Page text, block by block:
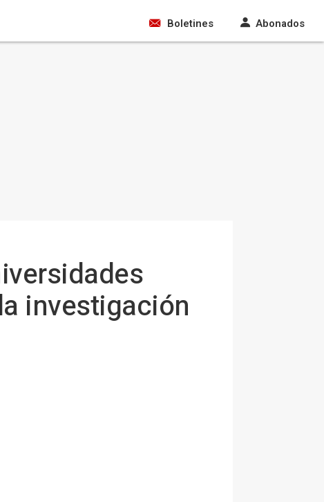
Boletines Abonados
investigación